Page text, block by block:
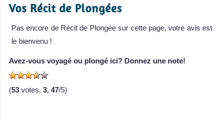
Vos Récit de Plongées
Pas encore de Récit de Plongée sur cette page, votre avis est
le bienvenu !
Avez-vous voyagé ou plongé ici? Donnez une note!
(53 votes, 3, 47/5)